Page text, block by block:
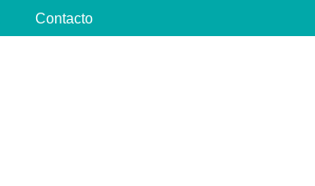
Contacto